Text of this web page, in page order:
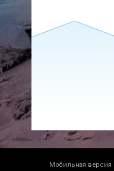
Мобильная версия